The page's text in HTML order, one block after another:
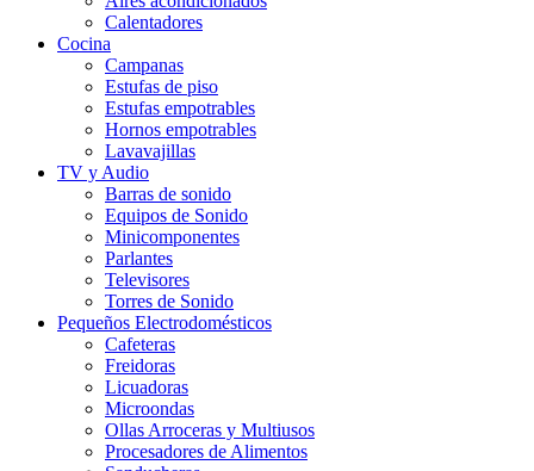
Calentadores
Cocina
Campanas
Estufas de piso
Estufas empotrables
Hornos empotrables
Lavavajillas
TV y Audio
Barras de sonido
Equipos de Sonido
Minicomponentes
Parlantes
Televisores
Torres de Sonido
Pequeños Electrodomésticos
Cafeteras
Freidoras
Licuadoras
Microondas
Ollas Arroceras y Multiusos
Procesadores de Alimentos